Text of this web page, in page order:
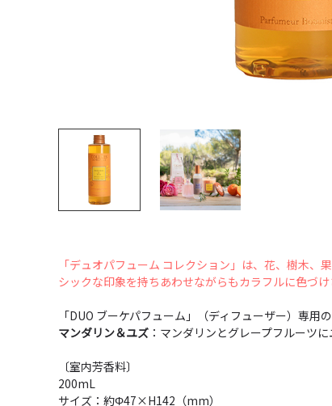
「デュオパフューム コレクション」は、花、樹木、
シックな印象を持ちあわせながらもカラフルに色づ
「DUO ブーケパフューム」（ディフューザー）専
マンダリン＆ユズ ：マンダリンとグレープフルーツ
〔室内芳香料〕
200mL
サイズ：約Φ47×H142（mm）